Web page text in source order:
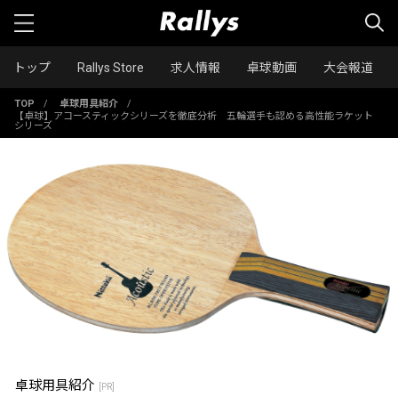
トップ Rallys Store 求人情報 卓球動画 大会報道
TOP / 卓球用具紹介
/
【卓球】アコースティックシリーズを徹底分析 五輪選手も認める高性能ラケット
シリーズ
卓球用具紹介 [PR]